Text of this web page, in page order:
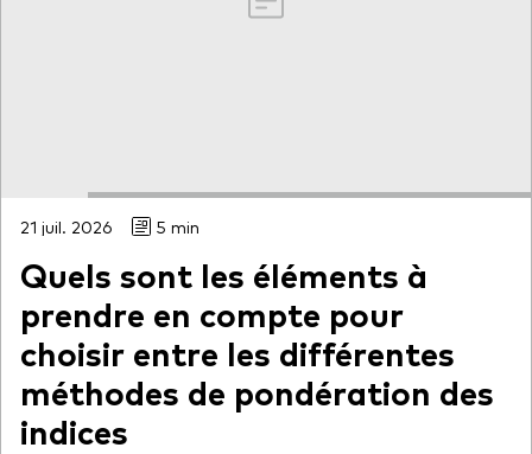
21 juil. 2026 5 min
Quels sont les éléments à
prendre en compte pour
choisir entre les différentes
méthodes de pondération des
indices